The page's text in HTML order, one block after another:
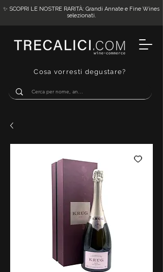
Cosa vorresti degustare?
✨ SCOPRI LE NOSTRE RARITÀ: Grandi Annate e Fine Wines
selezionati.